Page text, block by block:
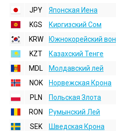
JPY
Японская Иена
KGS
Киргизский Сом
KRW
Южнокорейский вон
KZT
Казахский Тенге
MDL
Молдавский лей
NOK
Норвежская Крона
PLN
Польская Злота
RON
Румынский Лей
SEK
Шведская Крона